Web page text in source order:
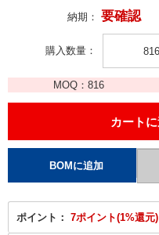
納期： 要確認
購入数量
MOQ：816
ポイント： 7ポイント(1%還元)